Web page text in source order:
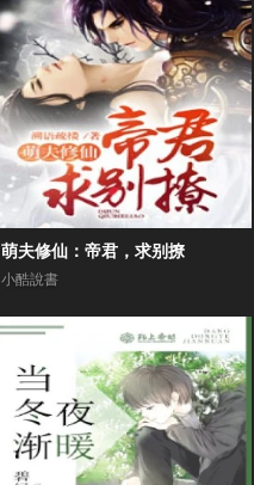
萌夫修仙：帝君，求别撩
小酷說書